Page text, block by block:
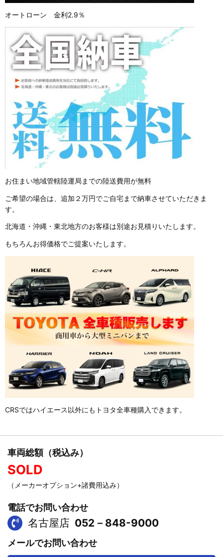
オートローン 金利2.9％
お住まい地域管轄陸運局までの陸送費用が無料
ご希望の場合は、追加２万円でご自宅まで納車させていただきま
す。
北海道・沖縄・東北地方のお客様は別途お見積りいたします。
もちろんお得価格でご提案いたします。
CRSではハイエース以外にもトヨタ全車種購入できます。
車両総額（税込み）
SOLD
（メーカーオプション+諸費用込み）
電話でお問い合わせ
名古屋店 052－848-9000
メールでお問い合わせ